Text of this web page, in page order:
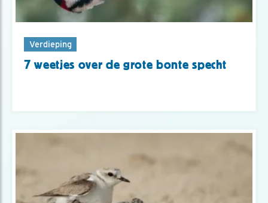
Verdieping
7 weetjes over de grote bonte specht